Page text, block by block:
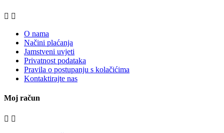
 
O nama
Načini plaćanja
Jamstveni uvjeti
Privatnost podataka
Pravila o postupanju s kolačićima
Kontaktirajte nas
Moj račun
 